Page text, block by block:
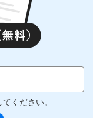
ください。